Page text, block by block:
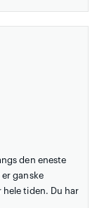
den eneste
ganske
hele tiden. Du har